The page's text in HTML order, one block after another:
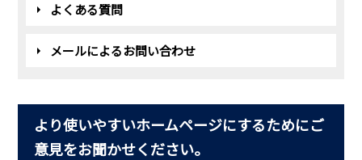
よくある質問
メールによるお問い合わせ
より使いやすいホームページにするためにご
意見をお聞かせください。